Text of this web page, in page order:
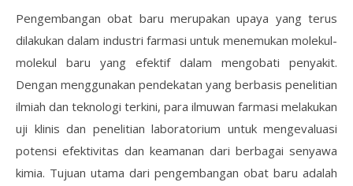
Pengembangan obat baru merupakan upaya yang terus
dilakukan dalam industri farmasi untuk menemukan molekul-
molekul baru yang efektif dalam mengobati penyakit.
Dengan menggunakan pendekatan yang berbasis penelitian
ilmiah dan teknologi terkini, para ilmuwan farmasi melakukan
uji klinis dan penelitian laboratorium untuk mengevaluasi
potensi efektivitas dan keamanan dari berbagai senyawa
kimia. Tujuan utama dari pengembangan obat baru adalah